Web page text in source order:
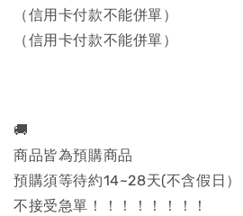
（信用卡付款不能併單）
（信用卡付款不能併單）
🚚
商品皆為預購商品
預購須等待約14~28天(不含假日）
不接受急單！！！！！！！！